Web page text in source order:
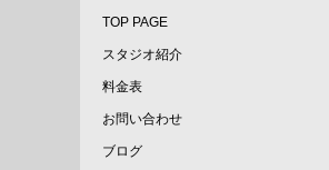
TOP PAGE
スタジオ紹介
料金表
お問い合わせ
ブログ